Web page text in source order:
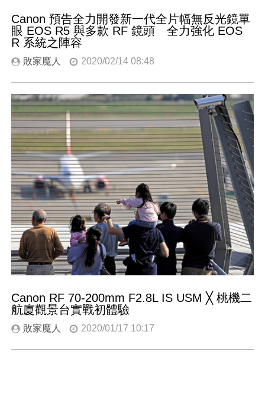
Canon 預告全力開發新一代全片幅無反光鏡單
眼 EOS R5 與多款 RF 鏡頭 全力強化 EOS
R 系統之陣容
敗家魔人 2020/02/14 08:48
Canon RF 70-200mm F2.8L IS USM ╳ 桃機二
航廈觀景台實戰初體驗
敗家魔人 2020/01/17 10:17